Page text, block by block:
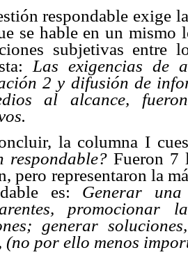
respondable exige
se hable en un
subjetivas
Las exigencias de
2 y difusión de
al alcance,
la columna I
respondable? Fueron 7
pero representaron la
es: Generar
generar
(no por ello menos